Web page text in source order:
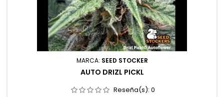
MARCA: SEED STOCKER
AUTO DRIZL PICKL
Reseña(s): 0